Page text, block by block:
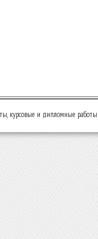
курсовые и дипломные работы